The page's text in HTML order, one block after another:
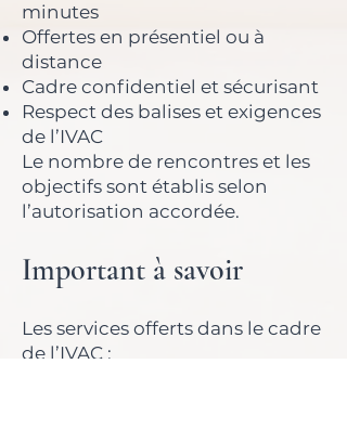
minutes
Offertes en présentiel ou à
distance
Cadre confidentiel et sécurisant
Respect des balises et exigences
de l’IVAC
Le nombre de rencontres et les
objectifs sont établis selon
l’autorisation accordée.
Important à savoir
Les services offerts dans le cadre
de l’IVAC :